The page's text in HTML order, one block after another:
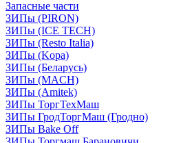
Запасные части
ЗИПы (PIRON)
ЗИПы (ICE TECH)
ЗИПы (Resto Italia)
ЗИПы (Kopa)
ЗИПы (Беларусь)
ЗИПы (MACH)
ЗИПы (Amitek)
ЗИПы ТоргТехМаш
ЗИПы ГродТоргМаш (Гродно)
ЗИПы Bake Off